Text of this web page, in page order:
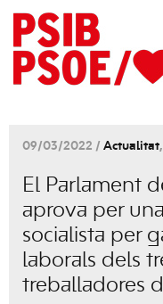
09/03/2022 / Actualitat,
El Parlament
aprova per
socialista per
laborals dels
treballadores